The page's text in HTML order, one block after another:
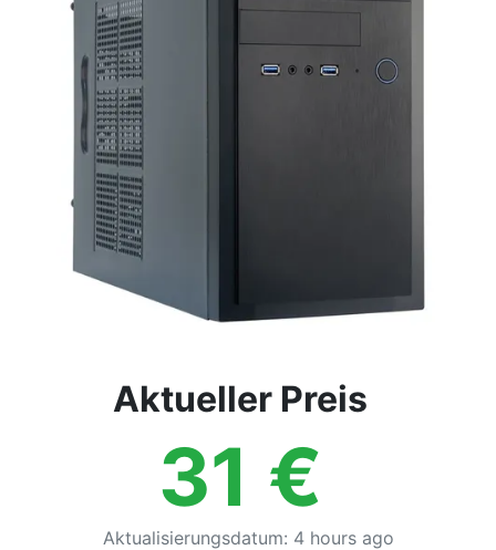
Aktueller Preis
31 €
Aktualisierungsdatum: 4 hours ago